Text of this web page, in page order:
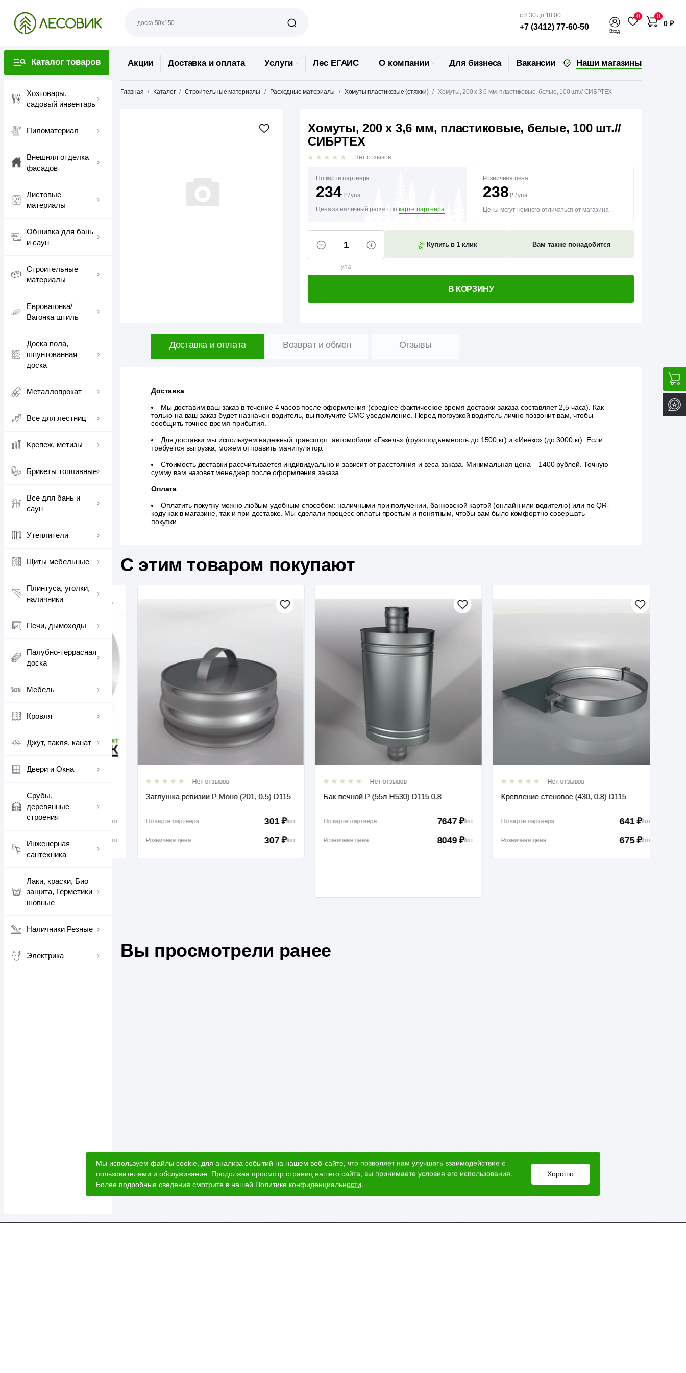
с 8.30 до 18.00
+7 (3412) 77-60-50 Вход
0 0
0 ₽
Каталог товаров
Хозтовары,
садовый инвентарь
Пиломатериал
Внешняя отделка
фасадов
Листовые
материалы
Обшивка для бань
и саун
Строительные
материалы
Евровагонка/
Вагонка штиль
Доска пола,
шпунтованная
доска
Металлопрокат
Все для лестниц
Крепеж, метизы
Брикеты топливные
Все для бань и
саун
Утеплители
Щиты мебельные
Плинтуса, уголки,
наличники
Печи, дымоходы
Палубно-террасная
доска
Мебель
Кровля
Джут, пакля, канат
Двери и Окна
Срубы,
деревянные
строения
Инженерная
сантехника
Лаки, краски, Био
защита, Герметики
шовные
Наличники Резные
Электрика
Акции Доставка и оплата Услуги Лес ЕГАИС О компании Для бизнеса Вакансии Наши магазины
Главная Каталог Строительные материалы Расходные материалы Хомуты пластиковые (стяжки) Хомуты, 200 х 3,6 мм, пластиковые, белые, 100 шт.// СИБРТЕХ
Хомуты, 200 х 3,6 мм, пластиковые, белые, 100 шт.//
СИБРТЕХ
Нет отзывов
По карте партнера
234₽ /упа
Цена за наличный расчет по карте партнера
Розничная цена
238 ₽ /упа
Цены могут немного отличаться от магазина
упа
Купить в 1 клик Вам также понадобится
В КОРЗИНУ
Доставка и оплата Возврат и обмен Отзывы
Доставка
Мы доставим ваш заказ в течение 4 часов после оформления (среднее фактическое время доставки заказа составляет 2,5 часа). Как
только на ваш заказ будет назначен водитель, вы получите СМС-уведомление. Перед погрузкой водитель лично позвонит вам, чтобы
сообщить точное время прибытия.
Для доставки мы используем надежный транспорт: автомобили «Газель» (грузоподъемность до 1500 кг) и «Ивеко» (до 3000 кг). Если
требуется выгрузка, можем отправить манипулятор.
Стоимость доставки рассчитывается индивидуально и зависит от расстояния и веса заказа. Минимальная цена – 1400 рублей. Точную
сумму вам назовет менеджер после оформления заказа.
Оплата
Оплатить покупку можно любым удобным способом: наличными при получении, банковской картой (онлайн или водителю) или по QR-
коду как в магазине, так и при доставке. Мы сделали процесс оплаты простым и понятным, чтобы вам было комфортно совершать
покупки.
С этим товаром покупают
клеющаяся
405 ₽
Нет отзывов
Заглушка ревизии Р Моно (201, 0.5) D115
По карте партнера 301 ₽/шт
Розничная цена 307 ₽/шт
Нет отзывов
Бак печной Р (55л Н530) D115 0.8
По карте партнера 7647 ₽/шт
Розничная цена 8049 ₽/шт
Нет отзывов
Крепление стеновое (430, 0.8) D115
По карте партнера 641 ₽/шт
Розничная цена 675 ₽/шт
Вы просмотрели ранее
Мы используем файлы cookie, для анализа событий на нашем веб-сайте, что позволяет нам улучшать взаимодействие с
пользователями и обслуживание. Продолжая просмотр страниц нашего сайта, вы принимаете условия его использования.
Более подробные сведения смотрите в нашей Политике конфиденциальности.
Хорошо